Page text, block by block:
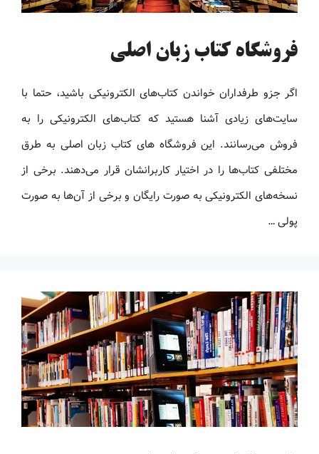
فروشگاه کتاب زبان اصلی
اگر جزو طرفداران خواندن کتاب‌های الکترونیکی باشید، حتما با
سایت‌های زیادی آشنا هستید که کتاب‌های الکترونیکی را به
فروش می‌رسانند. این فروشگاه های کتاب زبان اصلی به طرق
مختلفی کتاب‌ها را در اختیار کاربرانشان قرار می‌دهند. برخی از
نسخه‌های الکترونیکی به صورت رایگان و برخی از آن‌ها به صورت
پولی …